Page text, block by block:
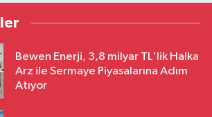
Bewen Enerji, 3,8 milyar TL'lik Halka
Arz ile Sermaye Piyasalarına Adım
Atıyor